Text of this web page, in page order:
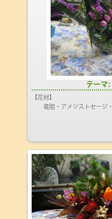
テー
【花材】
竜胆・アメジストセージ